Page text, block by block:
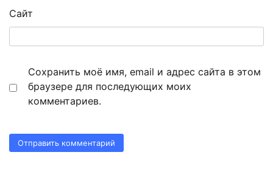
Сайт
Сохранить моё имя, email и адрес сайта в этом
браузере для последующих моих
комментариев.